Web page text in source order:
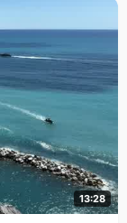
13:28